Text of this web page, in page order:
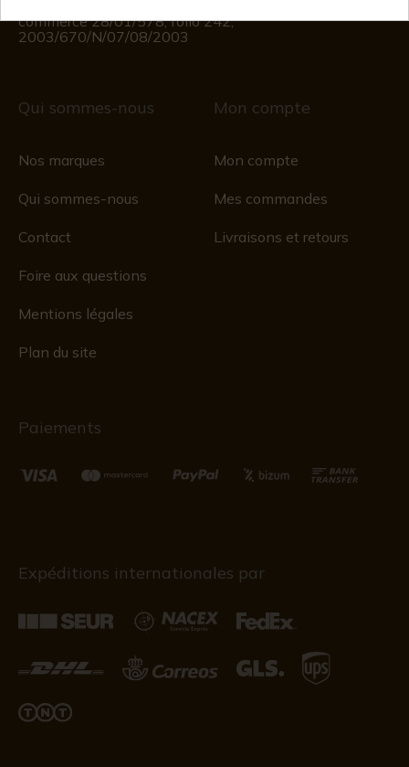
commerce 28/01/578, folio 242,
2003/670/N/07/08/2003
Qui sommes-nous
Nos marques
Qui sommes-nous
Contact
Foire aux questions
Mentions légales
Plan du site
Mon compte
Mon compte
Mes commandes
Livraisons et retours
Paiements
Expéditions internationales par